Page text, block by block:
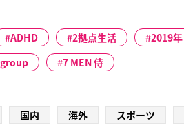
ADHD 2拠点生活 2019年
7 MEN 侍
国内 海外 スポーツ